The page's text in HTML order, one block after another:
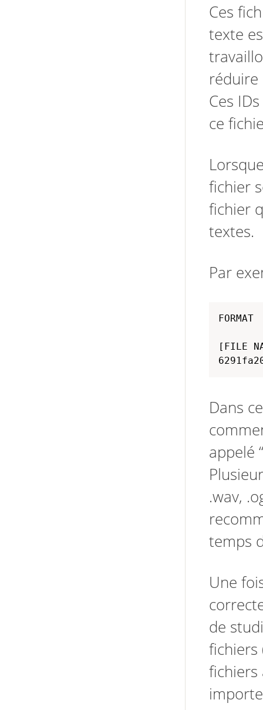
Ces
texte
réduire
Ces
ce
fichier
fichier
textes.
Par
[FILE
Dans
appelé
.wav,
temps
Une
de
fichiers
fichiers